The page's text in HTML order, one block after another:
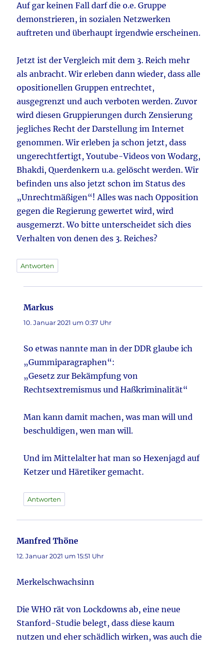
Auf gar keinen Fall darf die o.e. Gruppe
demonstrieren, in sozialen Netzwerken
auftreten und überhaupt irgendwie erscheinen.
Jetzt ist der Vergleich mit dem 3. Reich mehr
als anbracht. Wir erleben dann wieder, dass alle
opositionellen Gruppen entrechtet,
ausgegrenzt und auch verboten werden. Zuvor
wird diesen Gruppierungen durch Zensierung
jegliches Recht der Darstellung im Internet
genommen. Wir erleben ja schon jetzt, dass
ungerechtfertigt, Youtube-Videos von Wodarg,
Bhakdi, Querdenkern u.a. gelöscht werden. Wir
befinden uns also jetzt schon im Status des
„Unrechtmäßigen“! Alles was nach Opposition
gegen die Regierung gewertet wird, wird
ausgemerzt. Wo bitte unterscheidet sich dies
Verhalten von denen des 3. Reiches?
Antworten
Markus
10. Januar 2021 um 0:37 Uhr
So etwas nannte man in der DDR glaube ich
„Gummiparagraphen“:
„Gesetz zur Bekämpfung von
Rechtsextremismus und Haßkriminalität“
Man kann damit machen, was man will und
beschuldigen, wen man will.
Und im Mittelalter hat man so Hexenjagd auf
Ketzer und Häretiker gemacht.
Antworten
Manfred Thöne
12. Januar 2021 um 15:51 Uhr
Merkelschwachsinn
Die WHO rät von Lockdowns ab, eine neue
Stanford-Studie belegt, dass diese kaum
nutzen und eher schädlich wirken, was auch die